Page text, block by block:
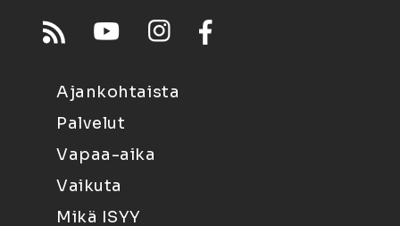
Ajankohtaista
Palvelut
Vapaa-aika
Vaikuta
Mikä ISYY